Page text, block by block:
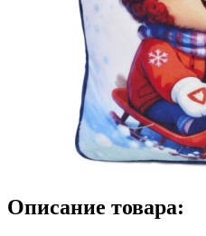
Описание товара: